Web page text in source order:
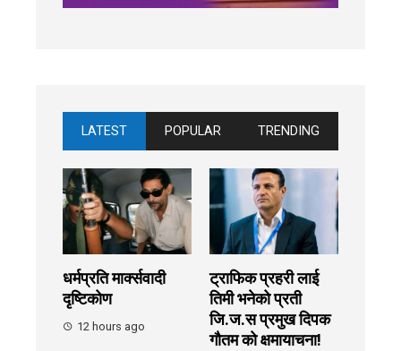
LATEST POPULAR TRENDING
धर्मप्रति मार्क्सवादी
दृष्टिकोण
12 hours ago
ट्राफिक प्रहरी लाई
तिमी भनेको प्रती
जि.ज.स प्रमुख दिपक
गौतम को क्षमायाचना!